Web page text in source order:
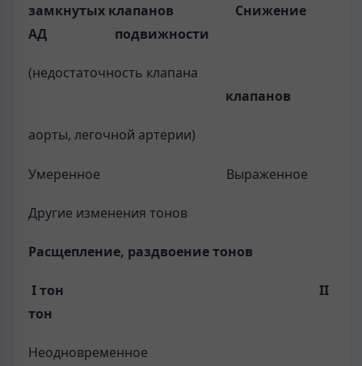
замкну­тых клапанов Снижение
АД подвижности
(недостаточ­ность клапана
клапанов
аорты, легочной артерии)
Умеренное Выраженное
Другие изменения тонов
Расщепление, раздвоение тонов
Iтон II
тон
Неодновременное